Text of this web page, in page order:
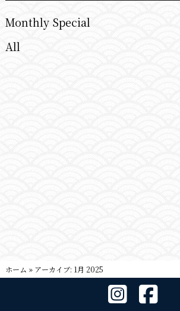
Monthly Special
All
ホーム » アーカイブ: 1月 2025